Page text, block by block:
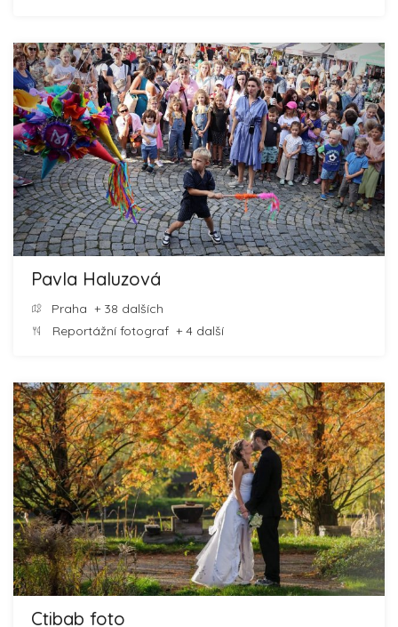
Pavla Haluzová
Praha + 38 dalších
Reportážní fotograf + 4 další
Ctibab foto